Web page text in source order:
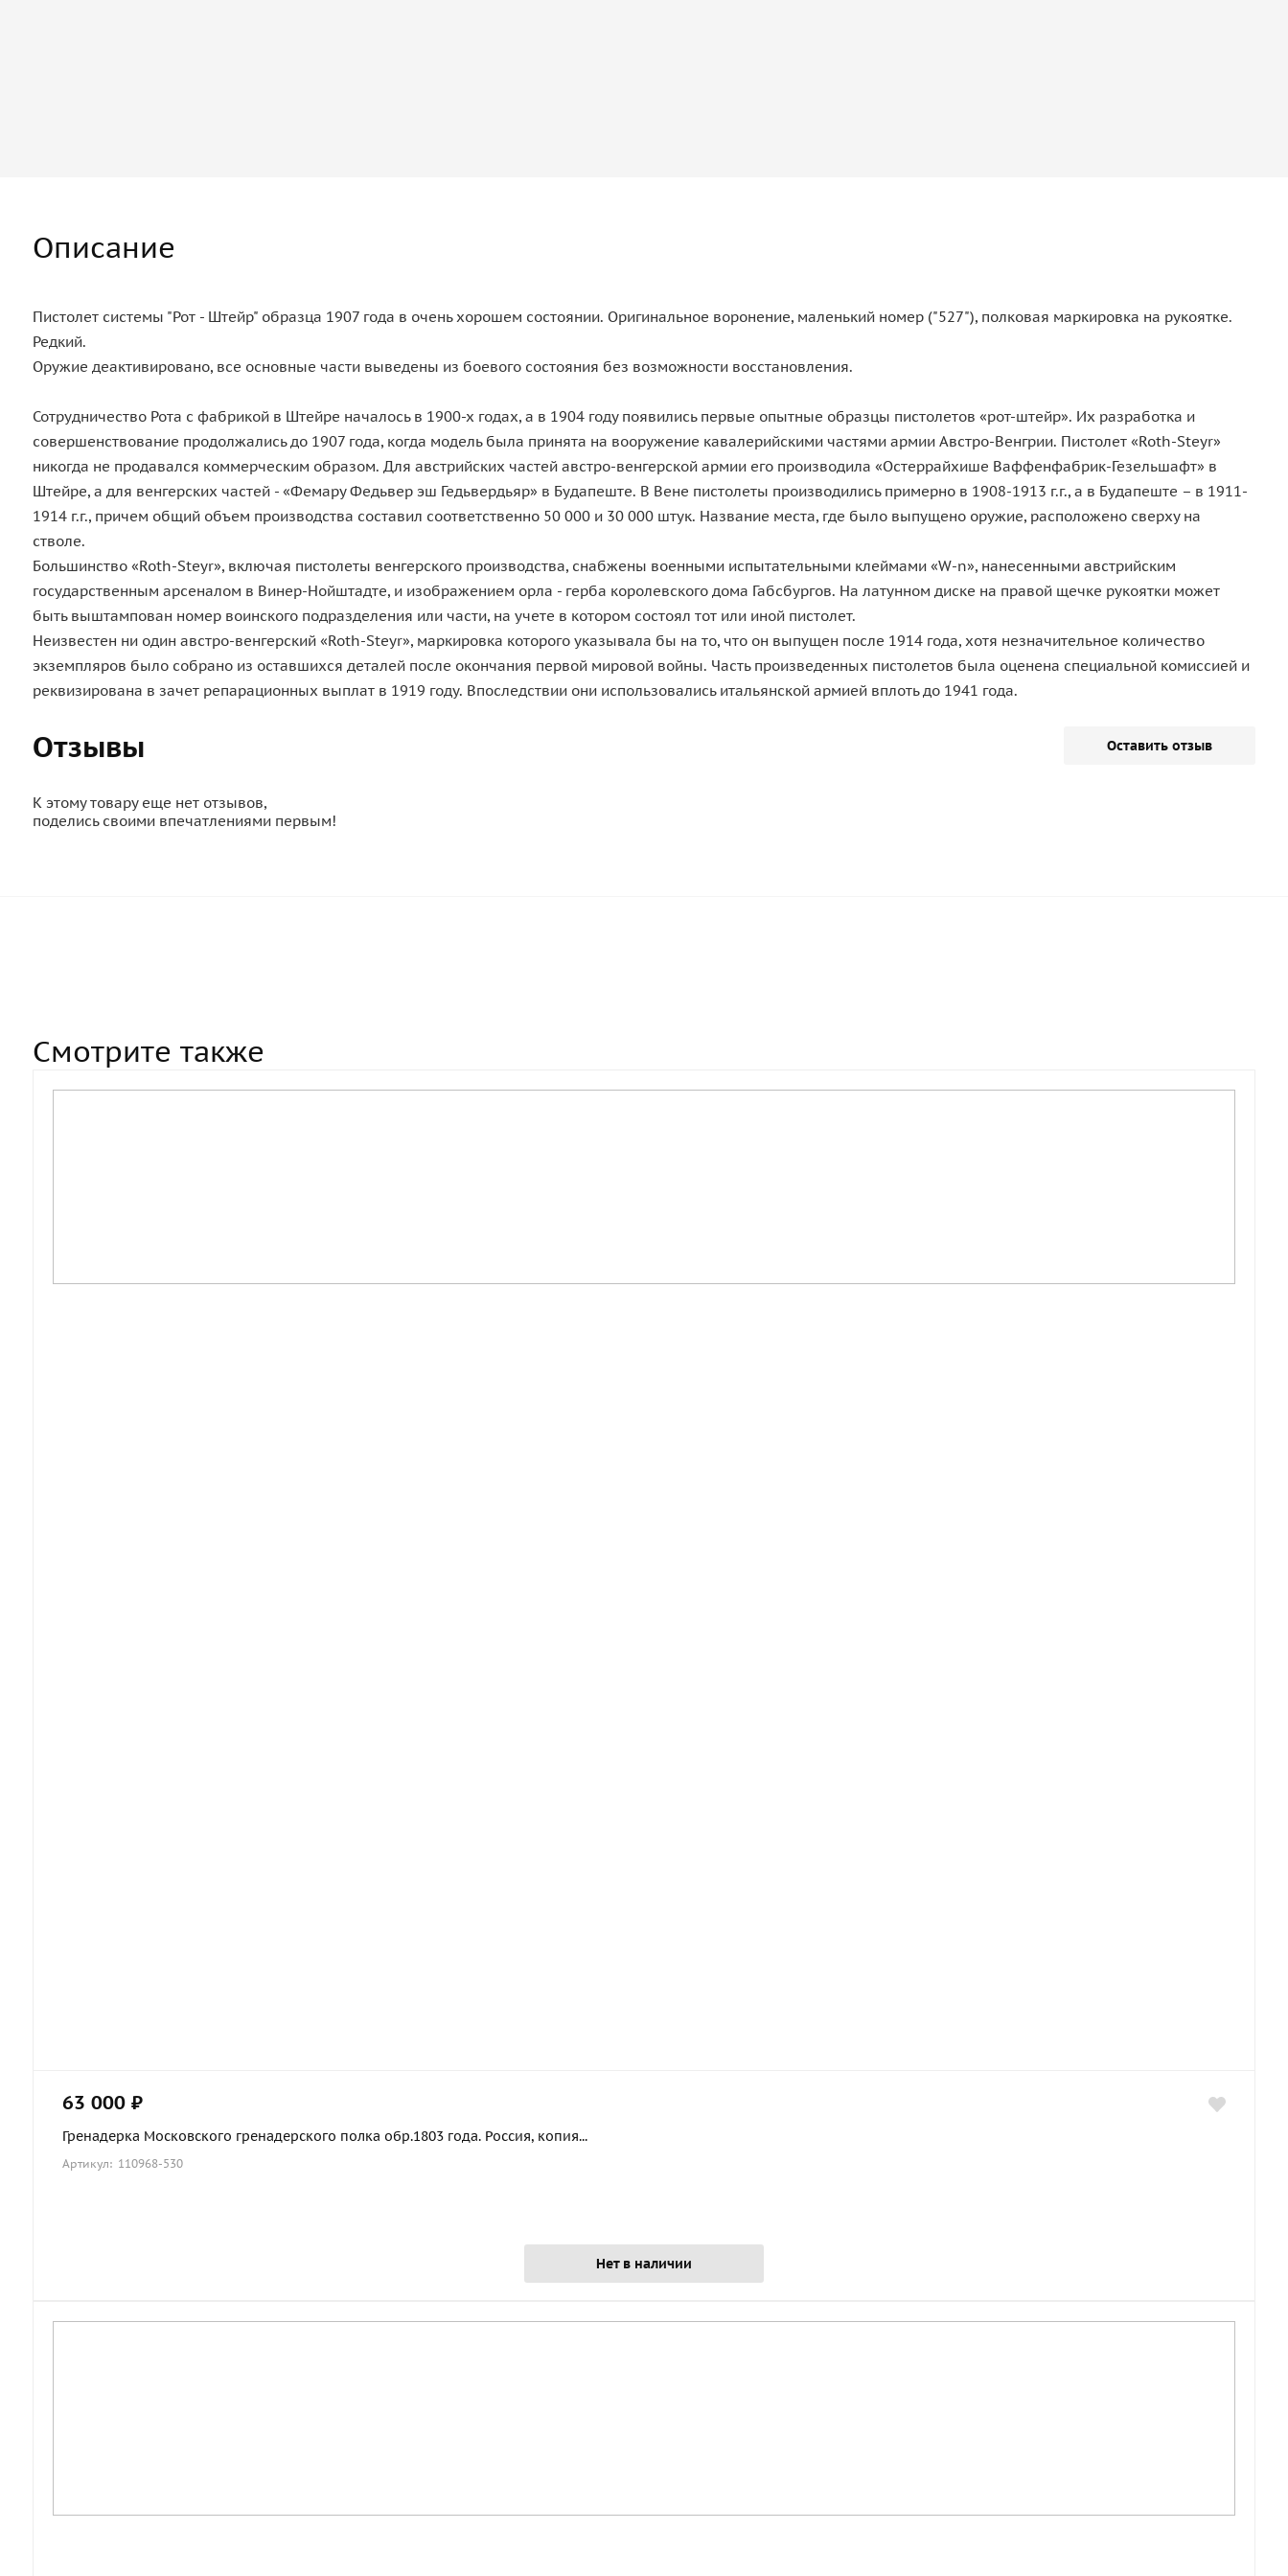
Описание
Пистолет системы "Рот - Штейр" образца 1907 года в очень хорошем состоянии. Оригинальное воронение, маленький номер ("527"), полковая маркировка на рукоятке.
Редкий.
Оружие деактивировано, все основные части выведены из боевого состояния без возможности восстановления.
Сотрудничество Рота с фабрикой в Штейре началось в 1900-х годах, а в 1904 году появились первые опытные образцы пистолетов «рот-штейр». Их разработка и
совершенствование продолжались до 1907 года, когда модель была принята на вооружение кавалерийскими частями армии Австро-Венгрии. Пистолет «Roth-Steyr»
никогда не продавался коммерческим образом. Для австрийских частей австро-венгерской армии его производила «Остеррайхише Ваффенфабрик-Гезельшафт» в
Штейре, а для венгерских частей - «Фемару Федьвер эш Гедьвердьяр» в Будапеште. В Вене пистолеты производились примерно в 1908-1913 г.г., а в Будапеште – в 1911-
1914 г.г., причем общий объем производства составил соответственно 50 000 и 30 000 штук. Название места, где было выпущено оружие, расположено сверху на
стволе.
Большинство «Roth-Steyr», включая пистолеты венгерского производства, снабжены военными испытательными клеймами «W-n», нанесенными австрийским
государственным арсеналом в Винер-Нойштадте, и изображением орла - герба королевского дома Габсбургов. На латунном диске на правой щечке рукоятки может
быть выштампован номер воинского подразделения или части, на учете в котором состоял тот или иной пистолет.
Неизвестен ни один австро-венгерский «Roth-Steyr», маркировка которого указывала бы на то, что он выпущен после 1914 года, хотя незначительное количество
экземпляров было собрано из оставшихся деталей после окончания первой мировой войны. Часть произведенных пистолетов была оценена специальной комиссией и
реквизирована в зачет репарационных выплат в 1919 году. Впоследствии они использовались итальянской армией вплоть до 1941 года.
Отзывы Оставить отзыв
К этому товару еще нет отзывов,
поделись своими впечатлениями первым!
Смотрите также
63 000 ₽
Гренадерка Московского гренадерского полка обр.1803 года. Россия, копия...
Артикул: 110968-530
Нет в наличии